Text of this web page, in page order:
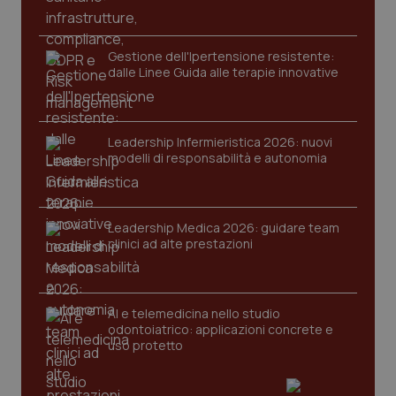
Gestione dell'Ipertensione resistente:
dalle Linee Guida alle terapie innovative
Leadership Infermieristica 2026: nuovi
modelli di responsabilità e autonomia
Leadership Medica 2026: guidare team
clinici ad alte prestazioni
AI e telemedicina nello studio
odontoiatrico: applicazioni concrete e
uso protetto
protette del sito. Il sito web non è in grado di
funzionare correttamente senza questi cookie.
Nome
VISITOR_PRIVACY_METADATA
YouTube
.youtube.com
CookieScriptConsent